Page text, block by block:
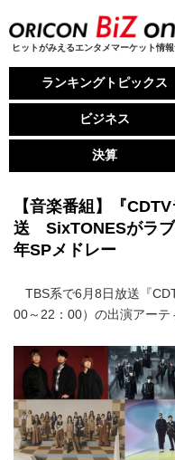
ヒットがみえるエンタメマーケット情報
ランキングトピックス
ビジネス
決算
【音楽番組】『
送 SixTONESがラブ
年SPメドレー
TBS系で6月8日放送『
00～22：00）の出演アーテ